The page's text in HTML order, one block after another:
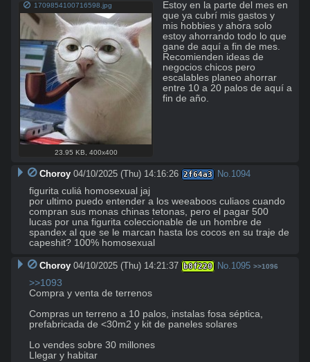
1709854100716598.jpg
23.95 KB 400x400
Estoy en la parte del mes en
que ya cubrí mis gastos y
mis hobbies y ahora solo
estoy ahorrando todo lo que
gane de aquí a fin de mes.
Recomienden ideas de
negocios chicos pero
escalables planeo ahorrar
entre 10 a 20 palos de aquí a
fin de año.
Choroy 04/10/2025 (Thu) 14:16:26 2f64a3 No.1094
figurita culiá homosexual jaj
por ultimo puedo entender a los weeaboos culiaos cuando
compran sus monas chinas tetonas, pero el pagar 500
lucas por una figurita coleccionable de un hombre de
spandex al que se le marcan hasta los cocos en su traje de
capeshit? 100% homosexual
Choroy 04/10/2025 (Thu) 14:21:37 b8f220 No.1095 >>1096
>>1093
Compra y venta de terrenos
Compras un terreno a 10 palos, instalas fosa séptica,
prefabricada de <30m2 y kit de paneles solares
Lo vendes sobre 30 millones
Llegar y habitar